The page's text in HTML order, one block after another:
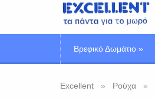
Βρεφικό Δωμάτιο»
Excellent Ρούχα